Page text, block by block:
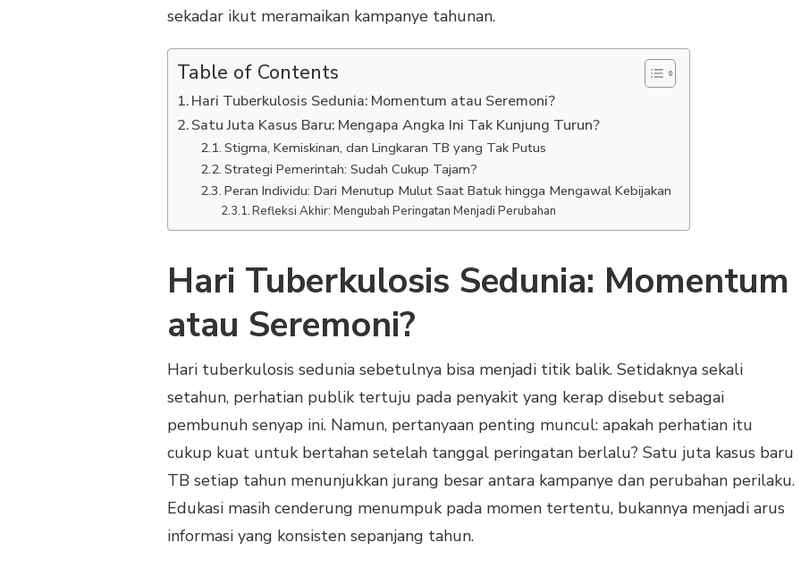
sekadar ikut meramaikan kampanye tahunan.
Table of Contents
Hari Tuberkulosis Sedunia: Momentum atau Seremoni?
Satu Juta Kasus Baru: Mengapa Angka Ini Tak Kunjung Turun?
Stigma, Kemiskinan, dan Lingkaran TB yang Tak Putus
Strategi Pemerintah: Sudah Cukup Tajam?
Peran Individu: Dari Menutup Mulut Saat Batuk hingga Mengawal Kebijakan
Refleksi Akhir: Mengubah Peringatan Menjadi Perubahan
Hari Tuberkulosis Sedunia: Momentum
atau Seremoni?
Hari tuberkulosis sedunia sebetulnya bisa menjadi titik balik. Setidaknya sekali
setahun, perhatian publik tertuju pada penyakit yang kerap disebut sebagai
pembunuh senyap ini. Namun, pertanyaan penting muncul: apakah perhatian itu
cukup kuat untuk bertahan setelah tanggal peringatan berlalu? Satu juta kasus baru
TB setiap tahun menunjukkan jurang besar antara kampanye dan perubahan perilaku.
Edukasi masih cenderung menumpuk pada momen tertentu, bukannya menjadi arus
informasi yang konsisten sepanjang tahun.